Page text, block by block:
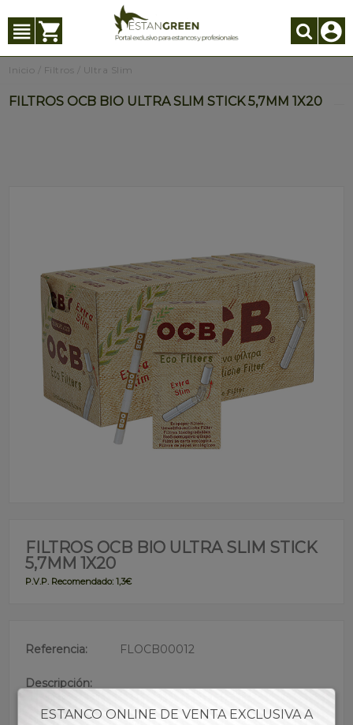
Inicio Filtros Ultra Slim
FILTROS OCB BIO ULTRA SLIM STICK 5,7MM 1X20
FILTROS OCB BIO ULTRA SLIM STICK
5,7MM 1X20
P.V.P. Recomendado: 1,3€
Referencia: FLOCB00012
Descripción:
0CBESTANCO ONLINE DE VENTA EXCLUSIVA A